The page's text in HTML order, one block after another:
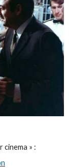
cinema » :